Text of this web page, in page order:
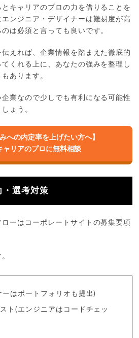
キャリアのプロの力を借りることを
ンジニア・デザイナーは難易度が高
は必須と言っても良いです。
えれば、企業情報を踏まえた徹底的
くれる上に、あなたの強みを整理し
あります。
業なので少しでも有利になる可能性
ょう。
みへの内定率を上げたい方へ】
ャリアのプロに無料相談
・選考対策
ーはコーポレートサイトの募集要項
はポートフォリオも提出)
ト(エンジニアはコードチェッ